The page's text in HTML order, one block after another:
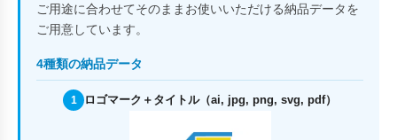
ご用途に合わせてそのままお使いいただける納品データを
ご用意しています。
4種類の納品データ
1 ロゴマーク＋タイトル（ai, jpg, png, svg, pdf）